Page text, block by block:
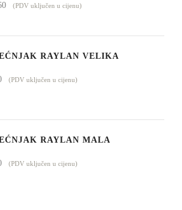
(PDV uključen u cijenu)
RAYLAN VELIKA
(PDV uključen u cijenu)
RAYLAN MALA
(PDV uključen u cijenu)